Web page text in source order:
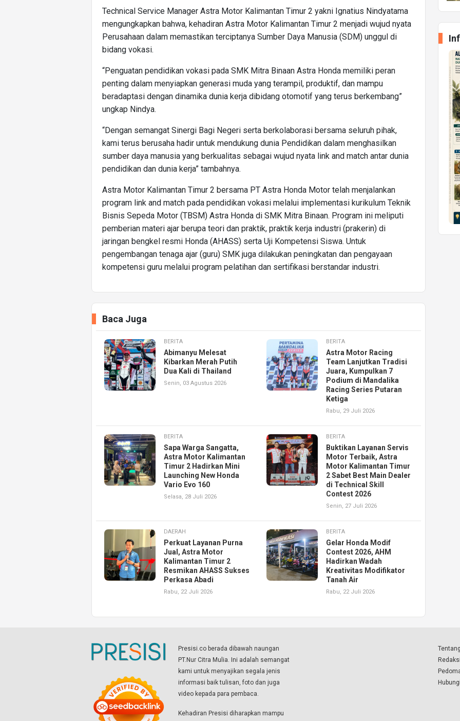
Technical Service Manager Astra Motor Kalimantan Timur 2 yakni Ignatius Nindyatama
mengungkapkan bahwa, kehadiran Astra Motor Kalimantan Timur 2 menjadi wujud nyata
Perusahaan dalam memastikan terciptanya Sumber Daya Manusia (SDM) unggul di
bidang vokasi.
“Penguatan pendidikan vokasi pada SMK Mitra Binaan Astra Honda memiliki peran
penting dalam menyiapkan generasi muda yang terampil, produktif, dan mampu
beradaptasi dengan dinamika dunia kerja dibidang otomotif yang terus berkembang”
ungkap Nindya.
“Dengan semangat Sinergi Bagi Negeri serta berkolaborasi bersama seluruh pihak,
kami terus berusaha hadir untuk mendukung dunia Pendidikan dalam menghasilkan
sumber daya manusia yang berkualitas sebagai wujud nyata link and match antar dunia
pendidikan dan dunia kerja” tambahnya.
Astra Motor Kalimantan Timur 2 bersama PT Astra Honda Motor telah menjalankan
program link and match pada pendidikan vokasi melalui implementasi kurikulum Teknik
Bisnis Sepeda Motor (TBSM) Astra Honda di SMK Mitra Binaan. Program ini meliputi
pemberian materi ajar berupa teori dan praktik, praktik kerja industri (prakerin) di
jaringan bengkel resmi Honda (AHASS) serta Uji Kompetensi Siswa. Untuk
pengembangan tenaga ajar (guru) SMK juga dilakukan peningkatan dan pengayaan
kompetensi guru melalui program pelatihan dan sertifikasi berstandar industri.
Baca Juga
BERITA
Abimanyu Melesat
Kibarkan Merah Putih
Dua Kali di Thailand
Senin, 03 Agustus 2026
BERITA
Astra Motor Racing
Team Lanjutkan Tradisi
Juara, Kumpulkan 7
Podium di Mandalika
Racing Series Putaran
Ketiga
Rabu, 29 Juli 2026
BERITA
Sapa Warga Sangatta,
Astra Motor Kalimantan
Timur 2 Hadirkan Mini
Launching New Honda
Vario Evo 160
Selasa, 28 Juli 2026
BERITA
Buktikan Layanan Servis
Motor Terbaik, Astra
Motor Kalimantan Timur
2 Sabet Best Main Dealer
di Technical Skill
Contest 2026
Senin, 27 Juli 2026
DAERAH
Perkuat Layanan Purna
Jual, Astra Motor
Kalimantan Timur 2
Resmikan AHASS Sukses
Perkasa Abadi
Rabu, 22 Juli 2026
BERITA
Gelar Honda Modif
Contest 2026, AHM
Hadirkan Wadah
Kreativitas Modifikator
Tanah Air
Rabu, 22 Juli 2026
Presisi.co berada dibawah naungan
PT.Nur Citra Mulia. Ini adalah semangat
kami untuk menyajikan segala jenis
informasi baik tulisan, foto dan juga
video kepada para pembaca.
Kehadiran Presisi diharapkan mampu
Redaksi